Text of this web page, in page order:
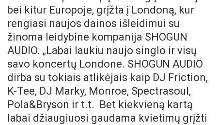
bei kitur Europoje, grįžta į Londoną, kur
rengiasi naujos dainos išleidimui su
žinoma leidybine kompanija SHOGUN
AUDIO. „Labai laukiu naujo singlo ir visų
savo koncertų Londone. SHOGUN AUDIO
dirba su tokiais atlikėjais kaip DJ Friction,
K-Tee, DJ Marky, Monroe, Spectrasoul,
Pola&Bryson ir t.t. Bet kiekvieną kartą
labai džiaugiuosi gaudama kvietimų grįžti